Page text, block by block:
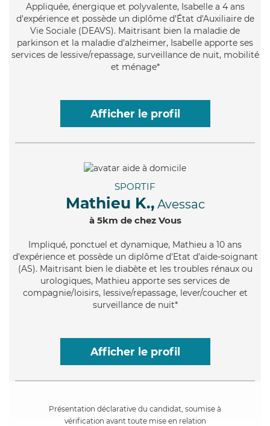
Appliquée, énergique et polyvalente, Isabelle a 4 ans
d'expérience et possède un diplôme d'État d'Auxiliaire de
Vie Sociale (DEAVS). Maitrisant bien la maladie de
parkinson et la maladie d'alzheimer, Isabelle apporte ses
services de lessive/repassage, surveillance de nuit, mobilité
et ménage*
Afficher le profil
SPORTIF
Mathieu K., Avessac
à 5km de chez Vous
Impliqué, ponctuel et dynamique, Mathieu a 10 ans
d'expérience et possède un diplôme d'Etat d'aide-soignant
(AS). Maitrisant bien le diabète et les troubles rénaux ou
urologiques, Mathieu apporte ses services de
compagnie/loisirs, lessive/repassage, lever/coucher et
surveillance de nuit*
Afficher le profil
Présentation déclarative du candidat, soumise à
vérification avant toute mise en relation